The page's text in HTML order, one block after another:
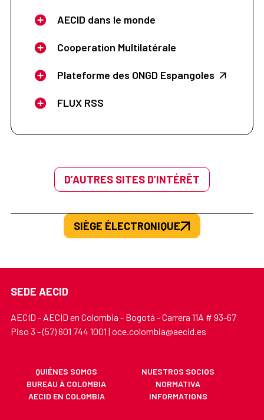
AECID dans le monde
Cooperation Multilatérale
Plateforme des ONGD Espangoles
FLUX RSS
D’AUTRES SITES D’INTÉRÊT
SIÈGE ÉLECTRONIQUE
SEDE AECID
AECID - AECID en Colombia - Bogotá - Carrera 11A # 93-67
Piso 3 - (57) 601 744 1001 | oce.colombia@aecid.es
QUIÉNES SOMOS
NUESTROS SOCIOS
BUREAU À COLOMBIA
NORMATIVA
AECID EN COLOMBIA
INFORMATIONS